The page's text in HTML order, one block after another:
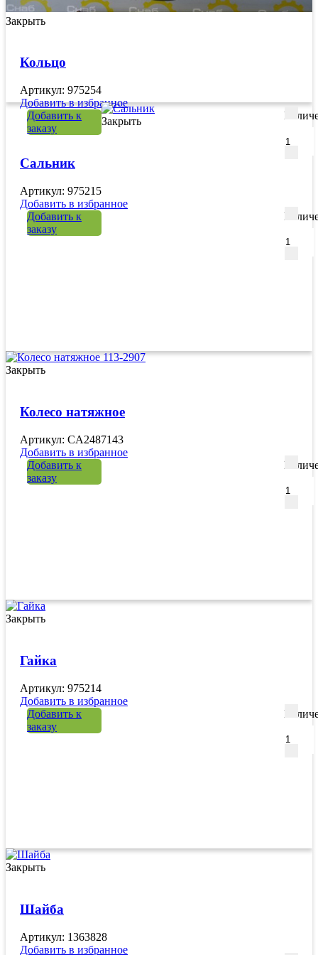
Закрыть
Кольцо
Артикул: 975254
Добавить в избранное
Добавить к
заказу
Закрыть
Сальник
Артикул: 975215
Добавить в избранное
Добавить к
заказу
Закрыть
Колесо натяжное
Артикул: CA2487143
Добавить в избранное
Добавить к
заказу
Закрыть
Гайка
Артикул: 975214
Добавить в избранное
Добавить к
заказу
Закрыть
Шайба
Артикул: 1363828
Добавить в избранное